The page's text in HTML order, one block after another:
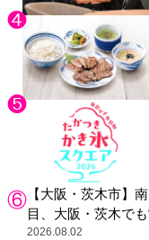
【大阪・茨木市】
目、大阪・茨木で
2026.08.02